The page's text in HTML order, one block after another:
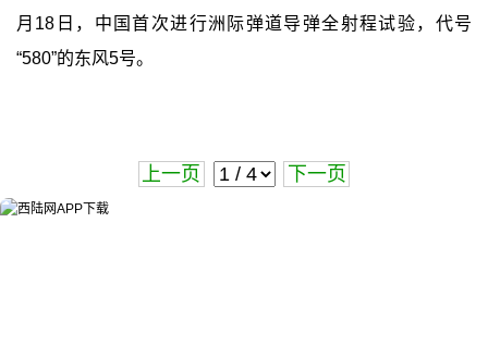
月18日，中国首次进行洲际弹道导弹全射程试验，代号
“580”的东风5号。
上一页 下一页